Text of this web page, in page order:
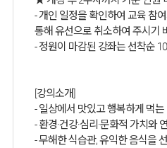
- 개인 일정을 확인하여 교육 참
통해 유선으로 취소하여 주시기
- 정원이 마감된 강좌는 선착순
[강의소개]
- 일상에서 맛있고 행복하게 먹
- 환경·건강·심리·문화적 가치와
- 무해한 식습관, 유익한 음식을